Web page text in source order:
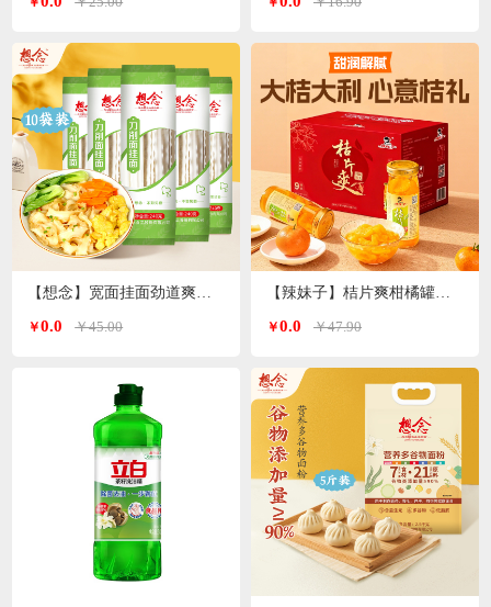
￥0.0 ￥45.00 ￥0.0 ￥47.90